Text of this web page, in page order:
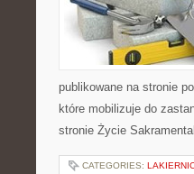
publikowane na stronie
które mobilizuje do
stronie Życie
CATEGORIES: